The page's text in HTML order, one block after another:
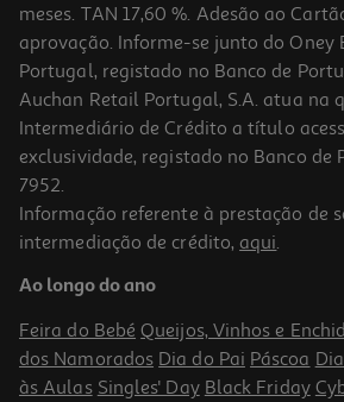
Lançador Series Nerf Duo Pack
12.99 €/un
12,99 €
meses. TAN 17,60 %. Adesão ao
aprovação. Informe-se junto do Oney
Portugal, registado no Banco de
Auchan Retail Portugal, S.A. atua na
Intermediário de Crédito a título
exclusividade, registado no Banco de
7952.
Informação referente à prestação de
intermediação de crédito, aqui.
Ao longo do ano
Feira do Bebé Queijos, Vinhos e
dos Namorados Dia do Pai Páscoa
às Aulas Singles' Day Black Friday